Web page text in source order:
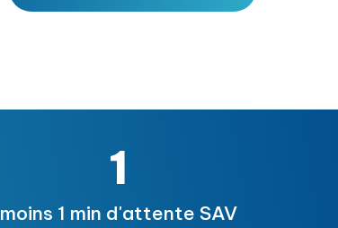
moins 1 min d'attente SAV
1